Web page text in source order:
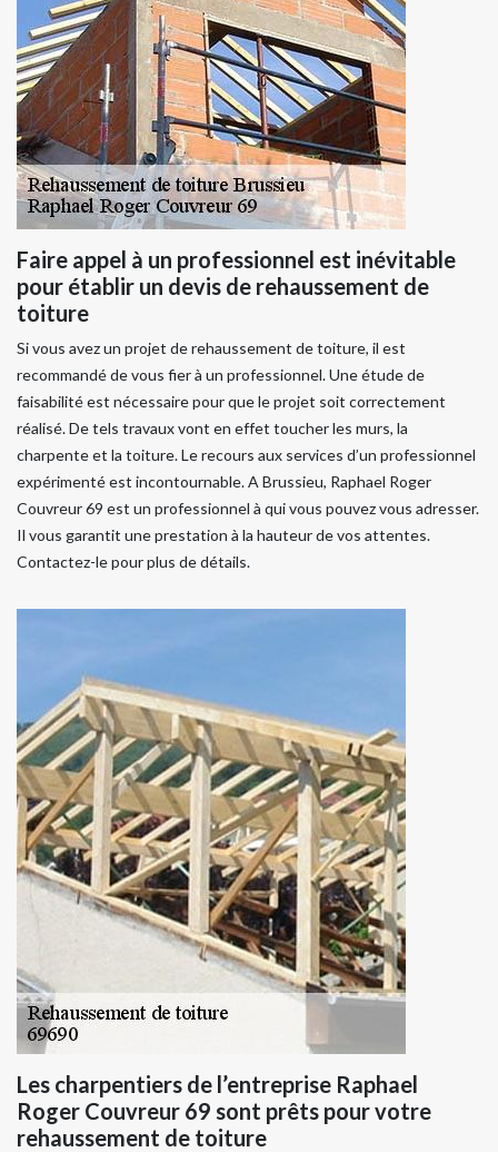
Faire appel à un professionnel est inévitable
pour établir un devis de rehaussement de
toiture
Si vous avez un projet de rehaussement de toiture, il est
recommandé de vous fier à un professionnel. Une étude de
faisabilité est nécessaire pour que le projet soit correctement
réalisé. De tels travaux vont en effet toucher les murs, la
charpente et la toiture. Le recours aux services d’un professionnel
expérimenté est incontournable. A Brussieu, Raphael Roger
Couvreur 69 est un professionnel à qui vous pouvez vous adresser.
Il vous garantit une prestation à la hauteur de vos attentes.
Contactez-le pour plus de détails.
Les charpentiers de l’entreprise Raphael
Roger Couvreur 69 sont prêts pour votre
rehaussement de toiture